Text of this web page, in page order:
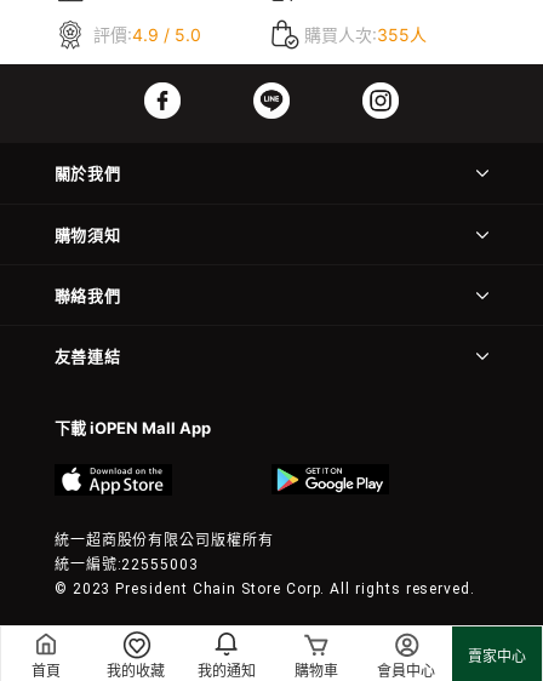
首頁 我的收藏 我的通知 購物車 會員中心
賣家中心
評價:4.9 / 5.0 購買人次:355人
關於我們
購物須知
聯絡我們
友善連結
下載 iOPEN Mall App
統一超商股份有限公司版權所有
統一編號:22555003
© 2023 President Chain Store Corp. All rights reserved.